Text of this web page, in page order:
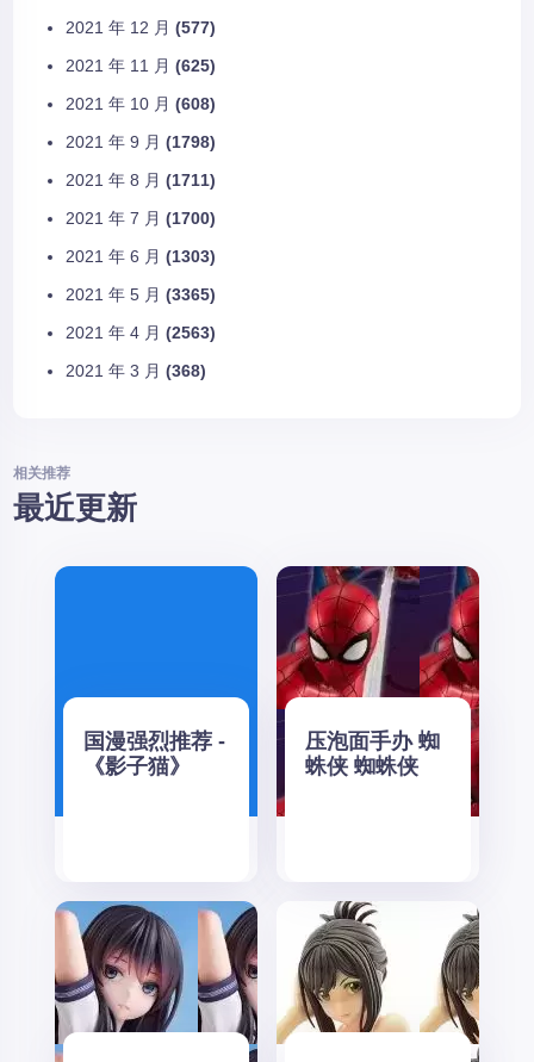
2021 年 12 月 (577)
2021 年 11 月 (625)
2021 年 10 月 (608)
2021 年 9 月 (1798)
2021 年 8 月 (1711)
2021 年 7 月 (1700)
2021 年 6 月 (1303)
2021 年 5 月 (3365)
2021 年 4 月 (2563)
2021 年 3 月 (368)
相关推荐
最近更新
国漫强烈推荐 -
《影子猫》
压泡面手办 蜘
蛛侠 蜘蛛侠